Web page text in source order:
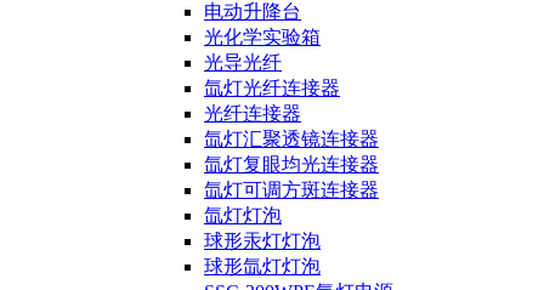
电动升降台
光化学实验箱
光导光纤
氙灯光纤连接器
光纤连接器
氙灯汇聚透镜连接器
氙灯复眼均光连接器
氙灯可调方斑连接器
氙灯灯泡
球形汞灯灯泡
球形氙灯灯泡